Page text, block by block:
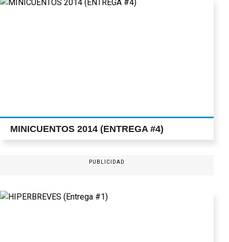
MINICUENTOS 2014 (ENTREGA #4)
PUBLICIDAD